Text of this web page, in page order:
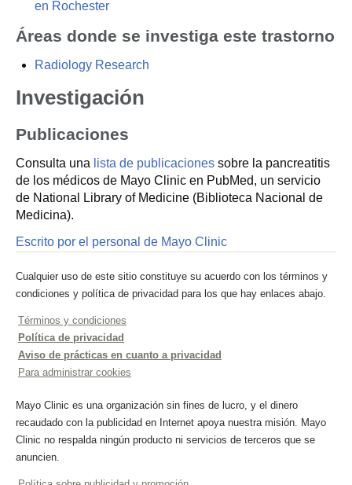
en Rochester
Áreas donde se investiga este trastorno
Radiology Research
Investigación
Publicaciones
Consulta una lista de publicaciones sobre la pancreatitis
de los médicos de Mayo Clinic en PubMed, un servicio
de National Library of Medicine (Biblioteca Nacional de
Medicina).
Escrito por el personal de Mayo Clinic
Cualquier uso de este sitio constituye su acuerdo con los términos y
condiciones y política de privacidad para los que hay enlaces abajo.
Términos y condiciones
Política de privacidad
Aviso de prácticas en cuanto a privacidad
Para administrar cookies
Mayo Clinic es una organización sin fines de lucro, y el dinero
recaudado con la publicidad en Internet apoya nuestra misión. Mayo
Clinic no respalda ningún producto ni servicios de terceros que se
anuncien.